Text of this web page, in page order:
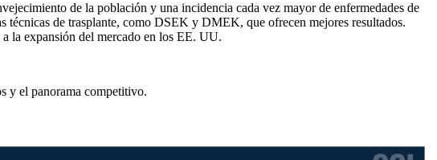
de la población y una incidencia cada vez mayor de enfermedades de
técnicas de trasplante, como DSEK y DMEK, que ofrecen mejores resultados.
la expansión del mercado en los EE. UU.
y el panorama competitivo.